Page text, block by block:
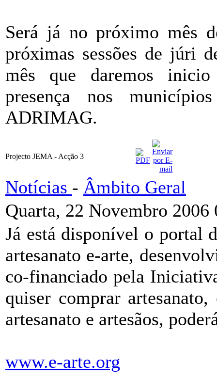
Será já no próximo mês
próximas sessões de júri
mês que daremos inicio
presença nos
ADRIMAG.
Projecto JEMA - Acção 3
Notícias - Âmbito Geral
Quarta, 22 Novembro 2006
Já está disponível o portal
artesanato e-arte,
co-financiado pela
quiser comprar
artesanato e artesãos,
www.e-arte.org